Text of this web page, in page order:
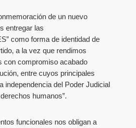
de un nuevo
entregar las
como forma de identidad de
a la vez que rendimos
con compromiso acabado
entre cuyos principales
independencia del Poder Judicial
humanos”.
funcionales nos obligan a